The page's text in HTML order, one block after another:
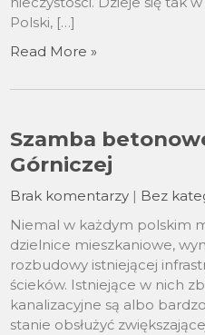
Polski, […]
Read More »
Szamba
Górniczej
Brak komentarzy | Bez
Niemal w każdym polskim
dzielnice mieszkaniowe,
rozbudowy istniejącej
ścieków. Istniejące w nich
kanalizacyjne są albo
stanie obsłużyć